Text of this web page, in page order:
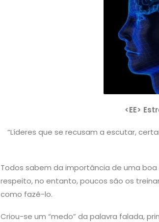
<EE>
“Líderes que se recusam a escutar,
Todos sabem da importância de uma
respeito, no entanto, poucos são os
como fazê-lo.
Criou-se um “medo” da palavra falada,